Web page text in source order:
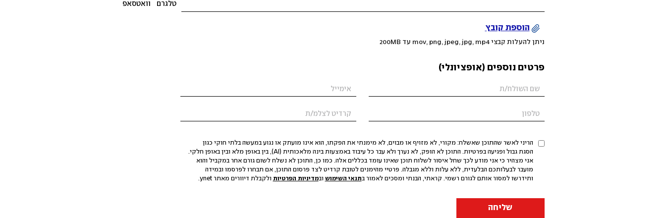
הוספת קובץ
ניתן להעלות קבצי mov, png, jpeg, jpg, mp4 עד 200MB
פרטים נוספים (אופציונלי)
הריני לאשר שהתוכן שאשלח: מקורי, לא מזויף או מבוים, לא מימנתי את הפקתו, הוא אינו מועתק או נגוע במעשה בלתי חוקי כגון
הסגת גבול ופגיעה בפרטיות. התוכן לא הופק, לא נערך ולא עבר כל עיבוד באמצעות בינה מלאכותית (AI), בין באופן מלא ובין באופן חלקי.
אני מצהיר כי אני מודע לכך שחל איסור לשלוח תוכן שאינו עומד בכללים אלה. כמו כן, התוכן לא נשלח לשום גורם אחר במקביל והוא
מועבר לבעלותכם הבלעדית, ללא עלות וללא מגבלה. פרטיי מהימנים לטובת קרדיט לצד פרסום התוכן, אם תבחרו לפרסמו ובמידה
ותידרשו למסור אותם לגורם רשמי. קראתי, הבנתי ומסכים לאמור בתנאי השימוש ובמדיניות הפרטיות ולקבלת דיוורים מאתר ynet.
שליחה
טלגרם וואטסאפ